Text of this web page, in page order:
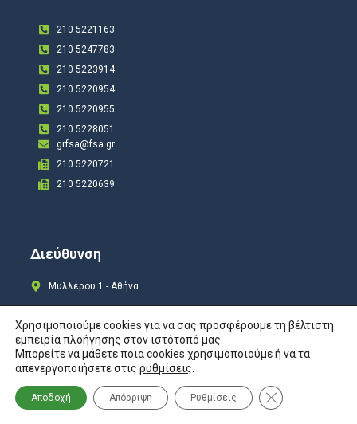
210 5221163
210 5247783
210 5223914
210 5220954
210 5220955
210 5228051
grfsa@fsa.gr
210 5220721
210 5220639
Διεύθυνση
Μυλλέρου 1 - Αθήνα
Copyright © 2024 All rights Reserved. Design byCOSMOTE New Site4U
Προστασία Προσωπικών Δεδομένων
Χρησιμοποιούμε cookies για να σας προσφέρουμε τη βέλτιστη
εμπειρία πλοήγησης στον ιστότοπό μας.
Μπορείτε να μάθετε ποια cookies χρησιμοποιούμε ή να τα
απενεργοποιήσετε στις ρυθμίσεις
Αποδοχή Απόρριψη Ρυθμίσεις Κλείσιμο του